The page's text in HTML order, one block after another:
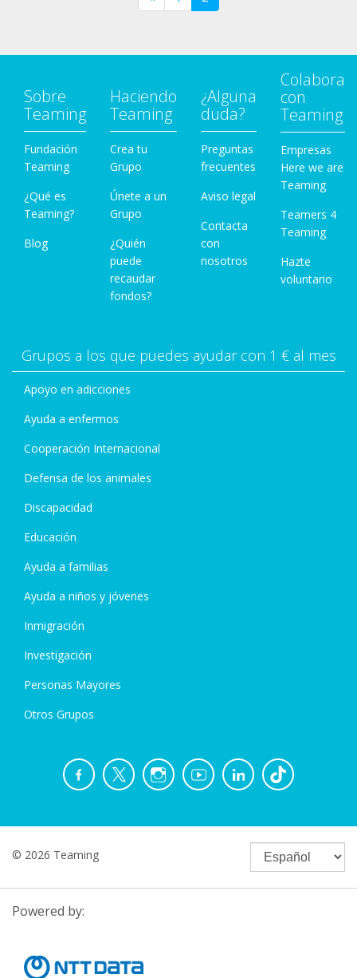
Sobre
Teaming
Fundación
Teaming
¿Qué es
Teaming?
Blog
Haciendo
Teaming
Crea tu
Grupo
Únete a un
Grupo
¿Quién
puede
recaudar
fondos?
¿Alguna
duda?
Preguntas
frecuentes
Aviso legal
Contacta
con
nosotros
Colabora
con
Teaming
Empresas
Here we are
Teaming
Teamers 4
Teaming
Hazte
voluntario
Grupos a los que puedes ayudar con 1 € al mes
Apoyo en adicciones
Ayuda a enfermos
Cooperación Internacional
Defensa de los animales
Discapacidad
Educación
Ayuda a familias
Ayuda a niños y jóvenes
Inmigración
Investigación
Personas Mayores
Otros Grupos
© 2026 Teaming
Powered by: